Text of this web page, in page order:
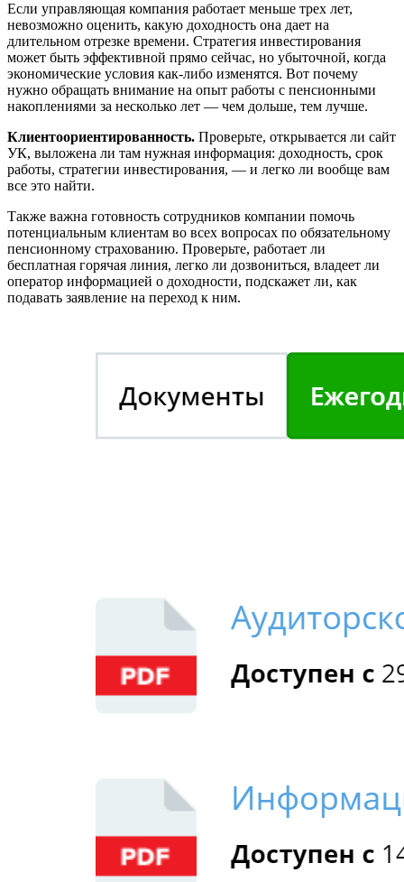
Если управляющая компания работает меньше трех лет,
невозможно оценить, какую доходность она дает на
длительном отрезке времени. Стратегия инвестирования
может быть эффективной прямо сейчас, но убыточной, когда
экономические условия как-либо изменятся. Вот почему
нужно обращать внимание на опыт работы с пенсионными
накоплениями за несколько лет — чем дольше, тем лучше.
Клиентоориентированность. Проверьте, открывается ли сайт
УК, выложена ли там нужная информация: доходность, срок
работы, стратегии инвестирования, — и легко ли вообще вам
все это найти.
Также важна готовность сотрудников компании помочь
потенциальным клиентам во всех вопросах по обязательному
пенсионному страхованию. Проверьте, работает ли
бесплатная горячая линия, легко ли дозвониться, владеет ли
оператор информацией о доходности, подскажет ли, как
подавать заявление на переход к ним.